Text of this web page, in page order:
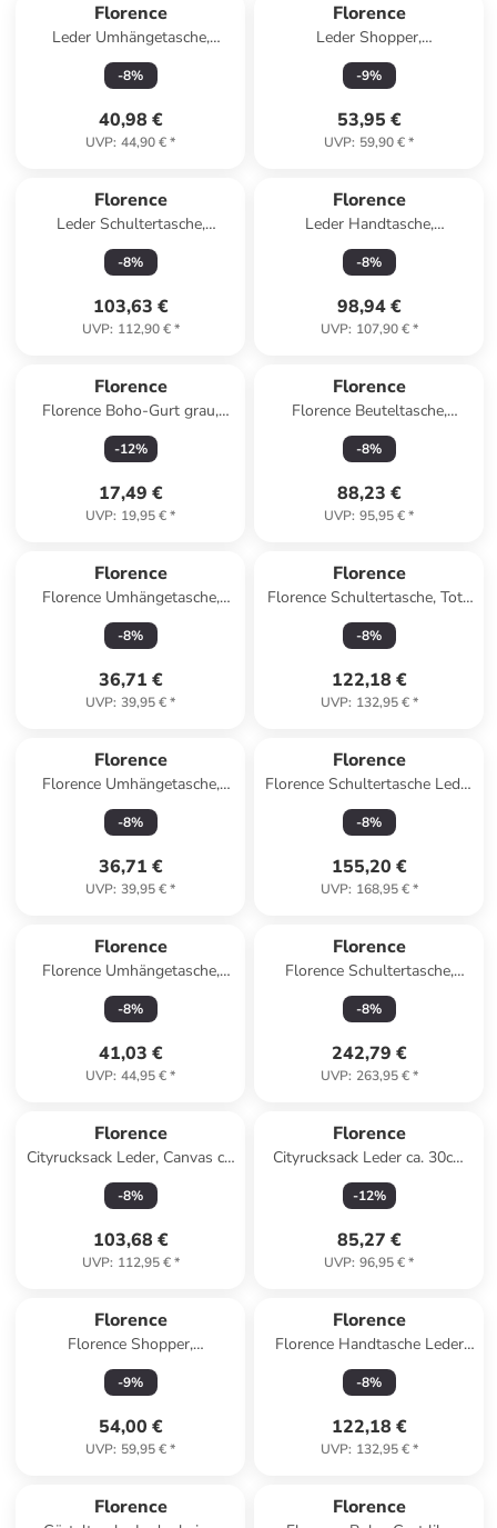
Florence
Leder Umhängetasche,
Schultertasche Florence
Tasche schwarz, rot ca. 17cm
-8%
40,98 €
UVP: 44,90 €*
Florence
Leder Shopper,
Schultertasche Florence
Tasche weiß ca. 28cm
-9%
53,95 €
UVP: 59,90 €*
Florence
Leder Schultertasche,
Cityrucksack Florence Tasche,
Rucksack türkis ca. 40cm
-8%
103,63 €
UVP: 112,90 €*
Florence
Leder Handtasche,
Umhängetasche Florence
Tasche grau, braun ca. 31cm
-8%
98,94 €
UVP: 107,90 €*
Florence
Florence Boho-Gurt grau,
beige ca. 140cm
-12%
17,49 €
UVP: 19,95 €*
Florence
Florence Beuteltasche,
Shopper Leder rosa ca. 41cm
-8%
88,23 €
UVP: 95,95 €*
Florence
Florence Umhängetasche,
Handtasche Leder pink ca.
12cm
-8%
36,71 €
UVP: 39,95 €*
Florence
Florence Schultertasche, Tote
Bag Leder hellblau ca. 40cm
-8%
122,18 €
UVP: 132,95 €*
Florence
Florence Umhängetasche,
Handtasche Leder schwarz ca.
12cm
-8%
36,71 €
UVP: 39,95 €*
Florence
Florence Schultertasche Leder
altrosa ca. 38cm
-8%
155,20 €
UVP: 168,95 €*
Florence
Florence Umhängetasche,
Schultertasche Leder blau,
braun ca. 17cm
-8%
41,03 €
UVP: 44,95 €*
Florence
Florence Schultertasche,
Businesstasche,
Umhängetasche Leder braun
-8%
242,79 €
UVP: 263,95 €*
Florence
Cityrucksack Leder, Canvas ca.
43cm breit ca. 39cm hoch
-8%
103,68 €
UVP: 112,95 €*
Florence
Cityrucksack Leder ca. 30cm
breit ca. 34cm hoch
-12%
85,27 €
UVP: 96,95 €*
Florence
Florence Shopper,
Schultertasche Leder rot ca.
28cm
-9%
54,00 €
UVP: 59,95 €*
Florence
Florence Handtasche Leder
türkis ca. 36cm
-8%
122,18 €
UVP: 132,95 €*
Florence Florence